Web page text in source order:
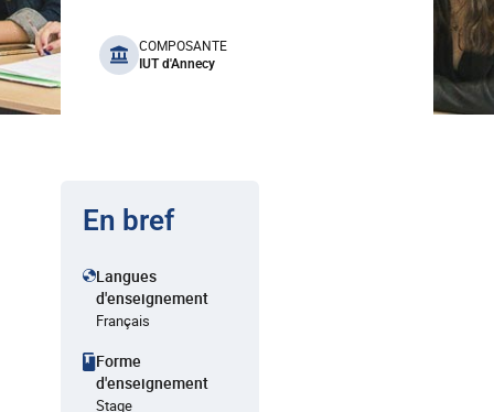
benefits
COMPOSANTE
IUT d'Annecy
En bref
Langues
d'enseignement
Français
Forme
d'enseignement
Stage